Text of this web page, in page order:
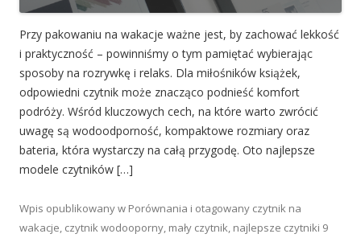
Przy pakowaniu na wakacje ważne jest, by zachować lekkość
i praktyczność – powinniśmy o tym pamiętać wybierając
sposoby na rozrywkę i relaks. Dla miłośników książek,
odpowiedni czytnik może znacząco podnieść komfort
podróży. Wśród kluczowych cech, na które warto zwrócić
uwagę są wodoodporność, kompaktowe rozmiary oraz
bateria, która wystarczy na całą przygodę. Oto najlepsze
modele czytników […]
Wpis opublikowany w Porównania i otagowany czytnik na
wakacje, czytnik wodooporny, mały czytnik, najlepsze czytniki 9